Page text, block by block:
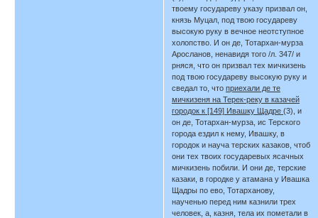
твоему государеву указу призвал он,
князь Муцал, под твою государеву
высокую руку в вечное неотступное
холопство. И он де, Тотархан-мурза
Аросланов, ненавидя того /л. 347/ и
рняся, что он призвал тех мичкизень
под твою государеву высокую руку и
сведал то, чтоприехали де те
мичкизеня на Терек-реку в казачей
городок к [149] Ивашку Щадре(3), и
он де, Тотархан-мурза, ис Терского
города ездил к нему, Ивашку, в
городок и науча терских казаков, чтоб
они тех твоих государевых ясачных
мичкизень побили. И они де, терские
казаки, в городке у атамана у Ивашка
Щадры по ево, Тотарханову,
наученью перед ним казнили трех
человек, а, казня, тела их пометали в